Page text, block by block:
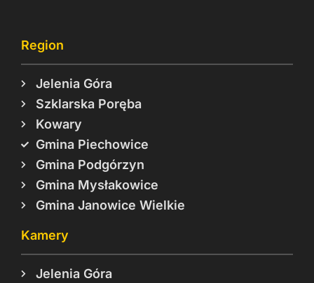
Region
Jelenia Góra
Szklarska Poręba
Kowary
Gmina Piechowice
Gmina Podgórzyn
Gmina Mysłakowice
Gmina Janowice Wielkie
Kamery
Jelenia Góra